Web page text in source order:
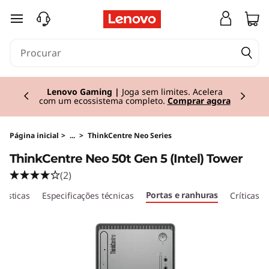
T
k
C
e
n
saltar para o conteúdo principal
Lenovo Gaming | Joga sem limites. Acelera
com um ecossistema completo. Comprar agora
Página inicial > ... > ThinkCentre Neo Series
ThinkCentre Neo 50t Gen 5 (Intel) Tower
(2)
Especificações técnicas Portas e ranhuras Críticas